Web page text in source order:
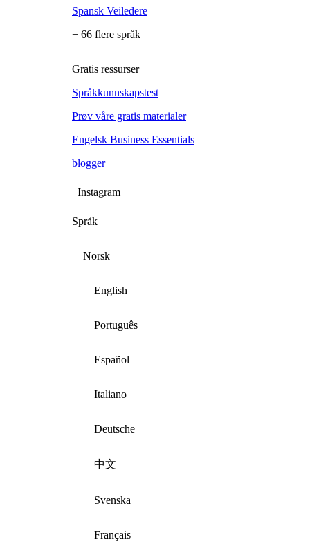
Spansk Veiledere
+ 66 flere språk
Gratis ressurser
Språkkunnskapstest
Prøv våre gratis materialer
Engelsk Business Essentials
blogger
Instagram
Språk
Norsk
English
Português
Español
Italiano
Deutsche
中文
Svenska
Français